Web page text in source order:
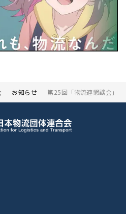
お知らせ 第25回「物流連懇談会」